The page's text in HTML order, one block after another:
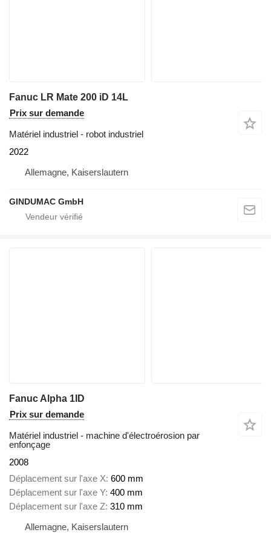
Fanuc LR Mate 200 iD 14L
Prix sur demande
Matériel industriel - robot industriel
2022
Allemagne, Kaiserslautern
GINDUMAC GmbH
Fanuc Alpha 1ID
Prix sur demande
Matériel industriel - machine d'électroérosion par
enfonçage
2008
Déplacement sur l'axe X 600 mm
Déplacement sur l'axe Y 400 mm
Déplacement sur l'axe Z 310 mm
Allemagne, Kaiserslautern